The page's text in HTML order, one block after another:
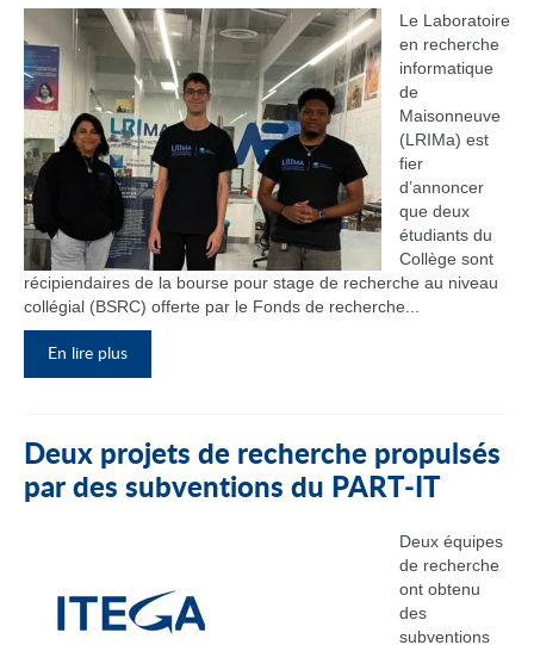
Le Laboratoire
en recherche
informatique
de
Maisonneuve
(LRIMa) est
fier
d’annoncer
que deux
étudiants du
Collège sont
récipiendaires de la bourse pour stage de recherche au niveau
collégial (BSRC) offerte par le Fonds de recherche...
En lire plus
Deux projets de recherche propulsés
par des subventions du PART‑IT
Deux équipes
de recherche
ont obtenu
des
subventions